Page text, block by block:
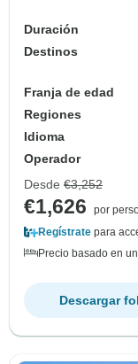
Duración
Destinos
Franja de edad
Regiones
Idioma
Operador
Desde €3,252
€1,626
por
Regístrate para
Precio basado en
Descargar